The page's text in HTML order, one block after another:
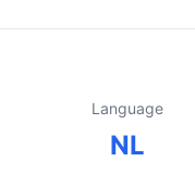
Language
NL